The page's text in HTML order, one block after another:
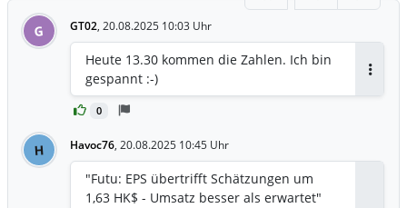
G GT02, 20.08.2025 10:03 Uhr
0
Heute 13.30 kommen die Zahlen. Ich bin
gespannt :-)
H Havoc76, 20.08.2025 10:45 Uhr
"Futu: EPS übertrifft Schätzungen um
1,63 HK$ - Umsatz besser als erwartet"